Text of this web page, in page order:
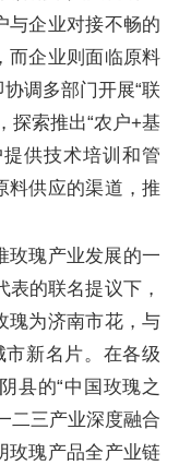
与企业对接不畅的
而企业则面临原料
调多部门开展“联
探索推出“农户+基
供技术培训和管
料供应的渠道，推
玫瑰产业发展的一
的联名提议下，
瑰为济南市花，与
市新名片。在各级
县的“中国玫瑰之
二三产业深度融合
玫瑰产品全产业链